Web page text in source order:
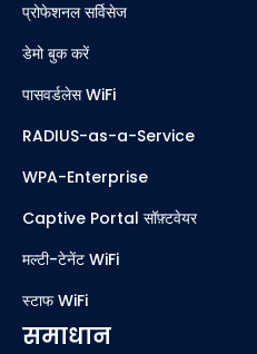
प्रोफेशनल सर्विसेज
डेमो बुक करें
पासवर्डलेस WiFi
RADIUS-as-a-Service
WPA-Enterprise
Captive Portal सॉफ़्टवेयर
मल्टी-टेनेंट WiFi
स्टाफ WiFi
समाधान